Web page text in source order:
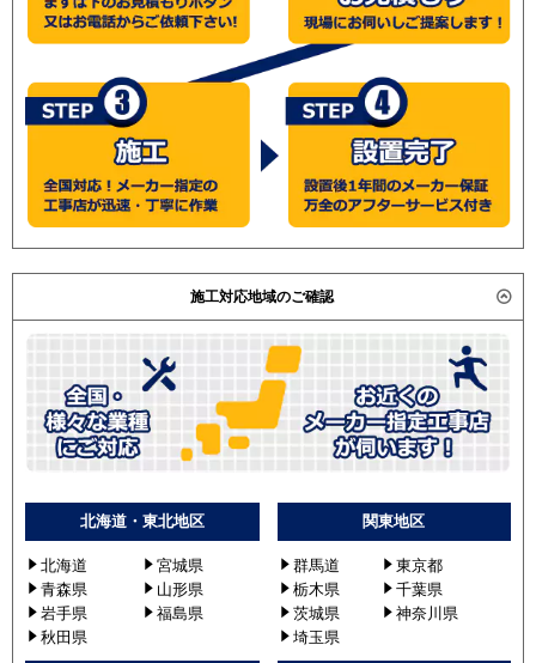
施工対応地域のご確認
北海道・東北地区
北海道
宮城県
青森県
山形県
岩手県
福島県
秋田県
関東地区
群馬道
東京都
栃木県
千葉県
茨城県
神奈川県
埼玉県